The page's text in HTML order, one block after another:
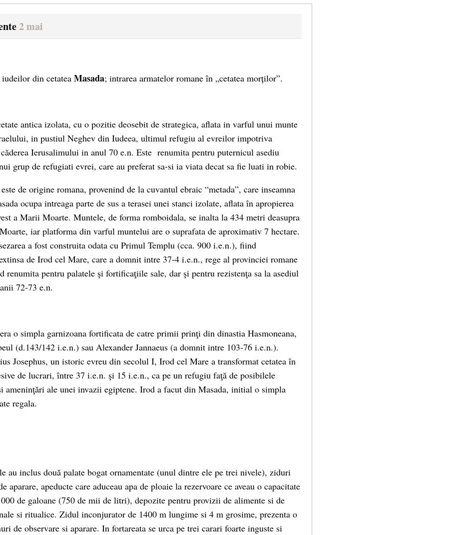
2 mai
din cetatea Masada; intrarea armatelor romane în „cetatea morților”.
antica izolata, cu o pozitie deosebit de strategica, aflata in varful unui munte
in pustiul Neghev din Iudeea, ultimul refugiu al evreilor impotriva
Ierusalimului in anul 70 e.n. Este renumita pentru puternicul asediu
grup de refugiati evrei, care au preferat sa-si ia viata decat sa fie luati in robie.
de origine romana, provenind de la cuvantul ebraic “metada”, care inseamna
ocupa intreaga parte de sus a terasei unei stanci izolate, aflata în apropierea
a Marii Moarte. Muntele, de forma romboidala, se inalta la 434 metri deasupra
iar platforma din varful muntelui are o suprafata de aproximativ 7 hectare.
a fost construita odata cu Primul Templu (cca. 900 i.e.n.), fiind
de Irod cel Mare, care a domnit intre 37-4 i.e.n., rege al provinciei romane
renumita pentru palatele şi fortificaţiile sale, dar şi pentru rezistenţa sa la asediul
72-73 e.n.
o simpla garnizoana fortificata de catre primii prinţi din dinastia Hasmoneana,
(d.143/142 i.e.n.) sau Alexander Jannaeus (a domnit intre 103-76 i.e.n.).
Josephus, un istoric evreu din secolul I, Irod cel Mare a transformat cetatea în
de lucrari, între 37 i.e.n. şi 15 i.e.n., ca pe un refugiu faţă de posibilele
ameninţări ale unei invazii egiptene. Irod a facut din Masada, initial o simpla
regala.
au inclus două palate bogat ornamentate (unul dintre ele pe trei nivele), ziduri
aparare, apeducte care aduceau apa de ploaie la rezervoare ce aveau o capacitate
de galoane (750 de mii de litri), depozite pentru provizii de alimente si de
si ritualice. Zidul inconjurator de 1400 m lungime si 4 m grosime, prezenta o
de observare si aparare. In fortareata se urca pe trei carari foarte inguste si